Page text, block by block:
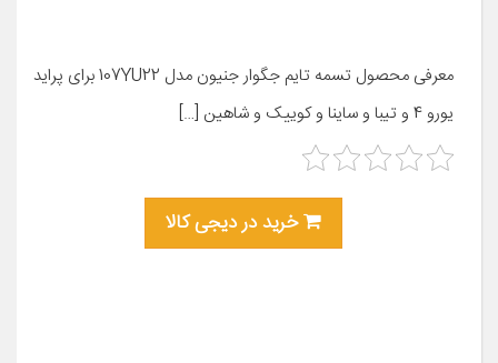
معرفی محصول تسمه تایم جگوار جنیون مدل 107YU22 برای پراید
یورو 4 و تیبا و ساینا و کوییک و شاهین […]
خرید در دیجی کالا